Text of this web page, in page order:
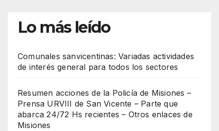
Lo más leído
Comunales sanvicentinas: Variadas actividades
de interés general para todos los sectores
Resumen acciones de la Policía de Misiones –
Prensa URVIII de San Vicente – Parte que
abarca 24/72 Hs recientes – Otros enlaces de
Misiones